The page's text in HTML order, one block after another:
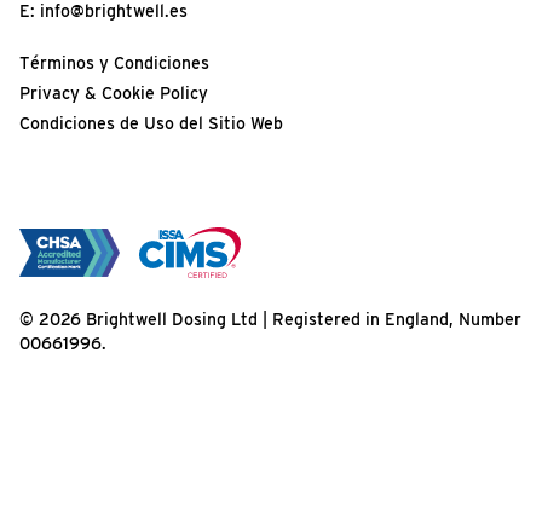
E: info@brightwell.es
Términos y Condiciones
Privacy & Cookie Policy
Condiciones de Uso del Sitio Web
© 2026 Brightwell Dosing Ltd | Registered in England, Number
00661996.